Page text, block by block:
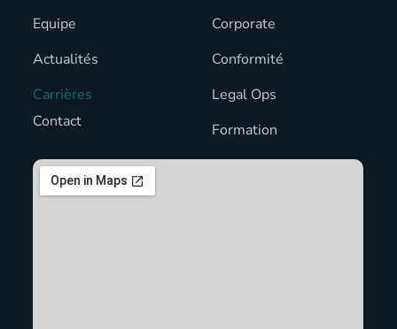
Equipe
Actualités
Carrières
Contact
Corporate
Conformité
Legal Ops
Formation